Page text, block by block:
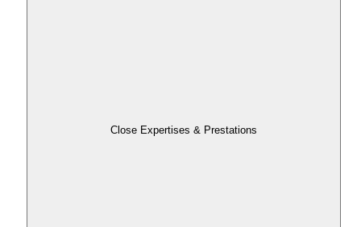
Close Expertises & Prestations